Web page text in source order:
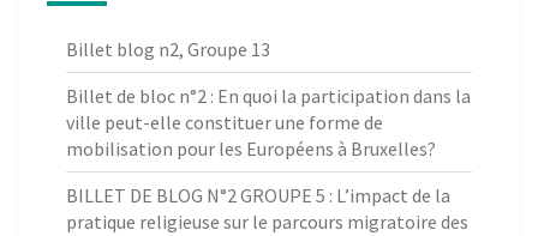
Billet blog n2, Groupe 13
Billet de bloc n°2 : En quoi la participation dans la
ville peut-elle constituer une forme de
mobilisation pour les Européens à Bruxelles?
BILLET DE BLOG N°2 GROUPE 5 : L’impact de la
pratique religieuse sur le parcours migratoire des